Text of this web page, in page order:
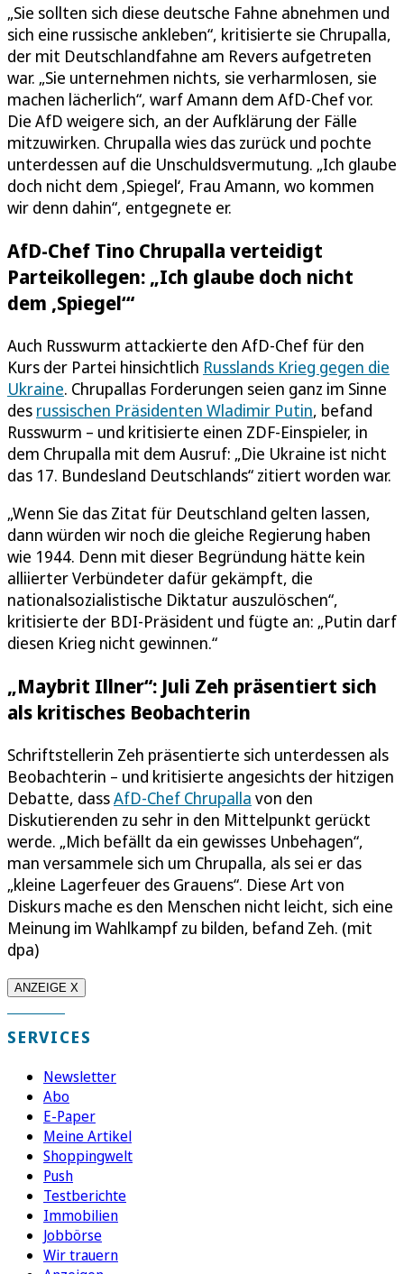
„Sie sollten sich diese deutsche Fahne abnehmen und
sich eine russische ankleben“, kritisierte sie Chrupalla,
der mit Deutschlandfahne am Revers aufgetreten
war. „Sie unternehmen nichts, sie verharmlosen, sie
machen lächerlich“, warf Amann dem AfD-Chef vor.
Die AfD weigere sich, an der Aufklärung der Fälle
mitzuwirken. Chrupalla wies das zurück und pochte
unterdessen auf die Unschuldsvermutung. „Ich glaube
doch nicht dem ‚Spiegel‘, Frau Amann, wo kommen
wir denn dahin“, entgegnete er.
AfD-Chef Tino Chrupalla verteidigt
Parteikollegen: „Ich glaube doch nicht
dem ‚Spiegel‘“
Auch Russwurm attackierte den AfD-Chef für den
Kurs der Partei hinsichtlich Russlands Krieg gegen die
Ukraine. Chrupallas Forderungen seien ganz im Sinne
des russischen Präsidenten Wladimir Putin, befand
Russwurm – und kritisierte einen ZDF-Einspieler, in
dem Chrupalla mit dem Ausruf: „Die Ukraine ist nicht
das 17. Bundesland Deutschlands“ zitiert worden war.
„Wenn Sie das Zitat für Deutschland gelten lassen,
dann würden wir noch die gleiche Regierung haben
wie 1944. Denn mit dieser Begründung hätte kein
alliierter Verbündeter dafür gekämpft, die
nationalsozialistische Diktatur auszulöschen“,
kritisierte der BDI-Präsident und fügte an: „Putin darf
diesen Krieg nicht gewinnen.“
„Maybrit Illner“: Juli Zeh präsentiert sich
als kritisches Beobachterin
Schriftstellerin Zeh präsentierte sich unterdessen als
Beobachterin – und kritisierte angesichts der hitzigen
Debatte, dassAfD-Chef Chrupalla von den
Diskutierenden zu sehr in den Mittelpunkt gerückt
werde. „Mich befällt da ein gewisses Unbehagen“,
man versammele sich um Chrupalla, als sei er das
„kleine Lagerfeuer des Grauens“. Diese Art von
Diskurs mache es den Menschen nicht leicht, sich eine
Meinung im Wahlkampf zu bilden, befand Zeh. (mit
dpa)
ANZEIGE X
SERVICES
Newsletter
Abo
E-Paper
Meine Artikel
Shoppingwelt
Push
Testberichte
Immobilien
Jobbörse
Wir trauern